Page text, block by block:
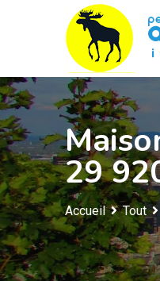
29
Accueil Tout